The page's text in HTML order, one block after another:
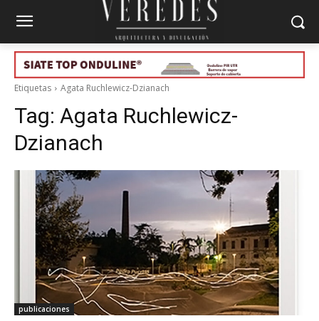
Etiquetas Agata Ruchlewicz-Dzianach
Tag: Agata Ruchlewicz-
Dzianach
publicaciones